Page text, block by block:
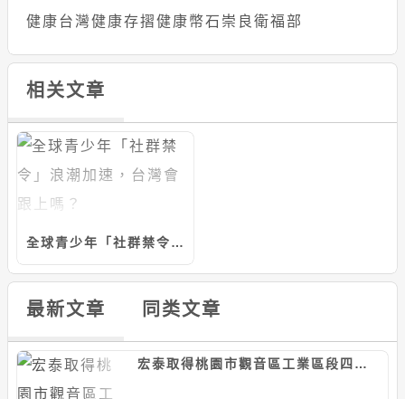
健康台灣健康存摺健康幣石崇良 衛福部
相关文章
全球青少年「社群禁令」浪潮加速，台灣會跟上嗎？
最新文章 同类文章
宏泰取得桃園市觀音區工業區段四小段土地，計約15.64億元